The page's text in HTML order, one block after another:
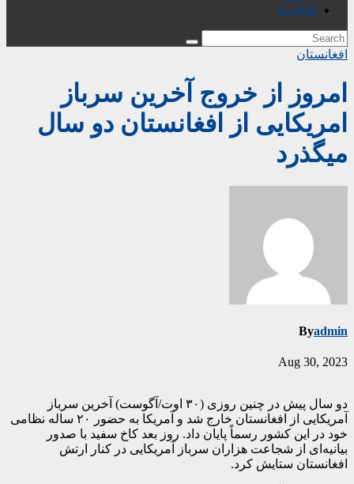
English
افغانستان
امروز از خروج آخرین سرباز
امریکایی از افغانستان دو سال
میگذرد
Byadmin
Aug 30, 2023
دو سال پیش در چنین روزی (۳۰ اوت/آگوست) آخرین سرباز
آمریکایی از افغانستان خارج شد و آمریکا به حضور ۲۰ ساله نظامی
خود در این کشور رسماً پایان داد. روز بعد کاخ سفید با صدور
بیانیه‌ای از شجاعت هزاران سرباز آمریکایی در کنار ارتش
افغانستان ستایش کرد.